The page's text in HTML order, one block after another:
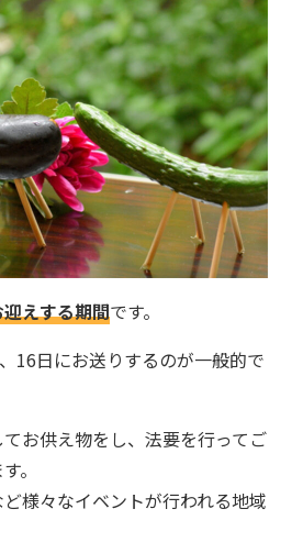
えする期間です。
16日にお送りするのが一般的で
お供え物をし、法要を行ってご
。
様々なイベントが行われる地域